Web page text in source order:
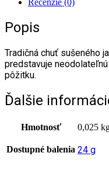
Recenzie (0)
Popis
Tradičná chuť sušeného
predstavuje
pôžitku.
Ďalšie
Hmotnosť 0,025
Dostupné balenia 24 g